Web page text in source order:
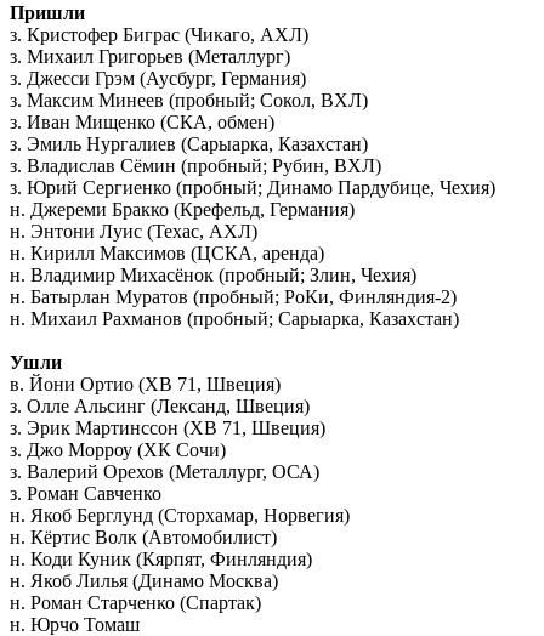
Пришли
з. Кристофер Биграс (Чикаго, АХЛ)
з. Михаил Григорьев (Металлург)
з. Джесси Грэм (Аусбург, Германия)
з. Максим Минеев (пробный; Сокол, ВХЛ)
з. Иван Мищенко (СКА, обмен)
з. Эмиль Нургалиев (Сарыарка, Казахстан)
з. Владислав Сёмин (пробный; Рубин, ВХЛ)
з. Юрий Сергиенко (пробный; Динамо Пардубице, Чехия)
н. Джереми Бракко (Крефельд, Германия)
н. Энтони Луис (Техас, АХЛ)
н. Кирилл Максимов (ЦСКА, аренда)
н. Владимир Михасёнок (пробный; Злин, Чехия)
н. Батырлан Муратов (пробный; РоКи, Финляндия-2)
н. Михаил Рахманов (пробный; Сарыарка, Казахстан)
Ушли
в. Йони Ортио (ХВ 71, Швеция)
з. Олле Альсинг (Лександ, Швеция)
з. Эрик Мартинссон (ХВ 71, Швеция)
з. Джо Морроу (ХК Сочи)
з. Валерий Орехов (Металлург, ОСА)
з. Роман Савченко
н. Якоб Берглунд (Сторхамар, Норвегия)
н. Кёртис Волк (Автомобилист)
н. Коди Куник (Кярпят, Финляндия)
н. Якоб Лилья (Динамо Москва)
н. Роман Старченко (Спартак)
н. Юрчо Томаш